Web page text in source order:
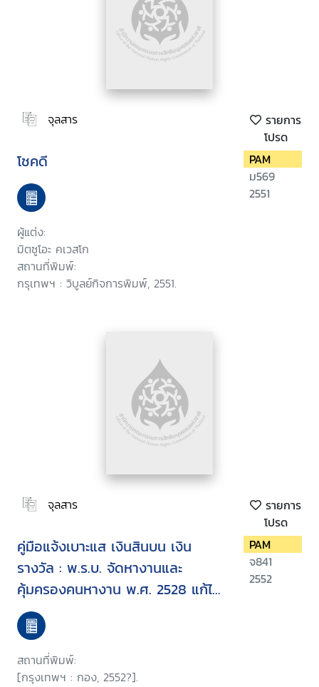
จุลสาร
รายการ
โปรด
โชคดี
ผู้แต่ง:
มิตซูโอะ คเวสโก
สถานที่พิมพ์:
กรุเทพฯ : วิบูลย์กิจการพิมพ์, 2551.
PAM
ม569
2551
จุลสาร
รายการ
โปรด
คู่มือแจ้งเบาะแส เงินสินบน เงิน
รางวัล : พ.ร.บ. จัดหางานและ
คุ้มครองคนหางาน พ.ศ. 2528 แก้ไข
เพิ่มเติม โดย พ.ร.บ. จัดหางานและ
คุ้มครองคนหางาน (ฉบับที่ 2) พ.ศ.
2537
สถานที่พิมพ์:
[กรุงเทพฯ : กอง, 2552?].
PAM
จ841
2552